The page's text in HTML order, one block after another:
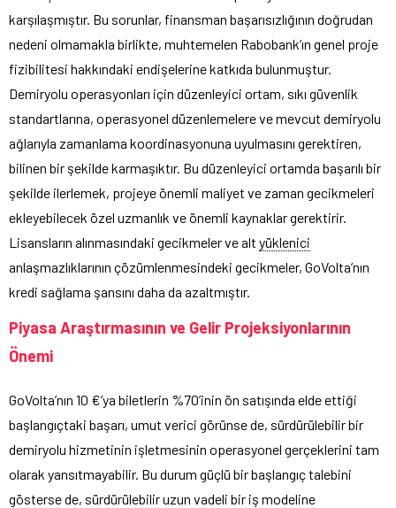
karşılaşmıştır. Bu sorunlar, finansman başarısızlığının doğrudan
nedeni olmamakla birlikte, muhtemelen Rabobank’ın genel proje
fizibilitesi hakkındaki endişelerine katkıda bulunmuştur.
Demiryolu operasyonları için düzenleyici ortam, sıkı güvenlik
standartlarına, operasyonel düzenlemelere ve mevcut demiryolu
ağlarıyla zamanlama koordinasyonuna uyulmasını gerektiren,
bilinen bir şekilde karmaşıktır. Bu düzenleyici ortamda başarılı bir
şekilde ilerlemek, projeye önemli maliyet ve zaman gecikmeleri
ekleyebilecek özel uzmanlık ve önemli kaynaklar gerektirir.
Lisansların alınmasındaki gecikmeler ve alt yüklenici
anlaşmazlıklarının çözümlenmesindeki gecikmeler, GoVolta’nın
kredi sağlama şansını daha da azaltmıştır.
Piyasa Araştırmasının ve Gelir Projeksiyonlarının
Önemi
GoVolta’nın 10 €’ya biletlerin %70’inin ön satışında elde ettiği
başlangıçtaki başarı, umut verici görünse de, sürdürülebilir bir
demiryolu hizmetinin işletmesinin operasyonel gerçeklerini tam
olarak yansıtmayabilir. Bu durum güçlü bir başlangıç talebini
gösterse de, sürdürülebilir uzun vadeli bir iş modeline